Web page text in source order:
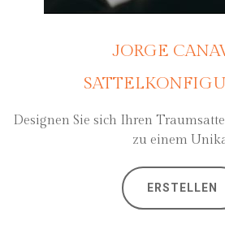
JORGE
Designen Sie sich Ihren
zu einem
ERSTELLEN